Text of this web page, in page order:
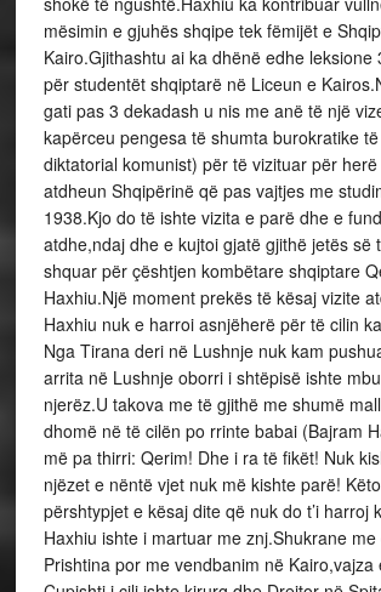
mësimin e gjuhës shqipe tek fëmijët e
Kairo.Gjithashtu ai ka dhënë edhe leksione
për studentët shqiptarë në Liceun e
gati pas 3 dekadash u nis me anë të një
kapërceu pengesa të shumta burokratike
diktatorial komunist) për të vizituar për
atdheun Shqipërinë që pas vajtjes me
1938.Kjo do të ishte vizita e parë dhe e
atdhe,ndaj dhe e kujtoi gjatë gjithë jetës së
shquar për çështjen kombëtare shqiptare
Haxhiu.Një moment prekës të kësaj vizite
Haxhiu nuk e harroi asnjëherë për të cilin
Nga Tirana deri në Lushnje nuk kam
arrita në Lushnje oborri i shtëpisë ishte
njerëz.U takova me të gjithë me shumë
dhomë në të cilën po rrinte babai (Bajram
më pa thirri: Qerim! Dhe i ra të fikët! Nuk
njëzet e nëntë vjet nuk më kishte parë!
përshtypjet e kësaj dite që nuk do t’i harroj
Haxhiu ishte i martuar me znj.Shukrane
Prishtina por me vendbanim në Kairo,vajza